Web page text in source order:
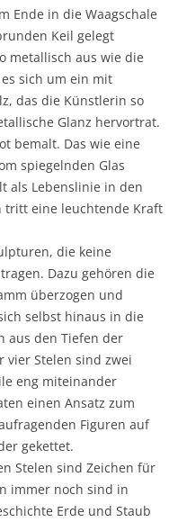
Ende in die Waagschale
Keil gelegt
metallisch aus wie die
sich um ein mit
das die Künstlerin so
Glanz hervortrat.
bemalt. Das wie eine
spiegelnden Glas
als Lebenslinie in den
tritt eine leuchtende Kraft
die keine
Dazu gehören die
überzogen und
selbst hinaus in die
aus den Tiefen der
vier Stelen sind zwei
eng miteinander
einen Ansatz zum
Figuren auf
gekettet.
Stelen sind Zeichen für
immer noch sind in
Erde und Staub